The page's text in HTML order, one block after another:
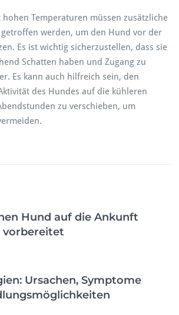
Temperaturen müssen zusätzliche
werden, um den Hund vor der
Es ist wichtig sicherzustellen, dass sie
Schatten haben und Zugang zu
Es kann auch hilfreich sein, den
des Hundes auf die kühleren
zu verschieben, um
Hund auf die Ankunft
vorbereitet
Ursachen, Symptome